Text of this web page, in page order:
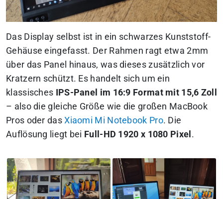
Das Display selbst ist in ein schwarzes Kunststoff-
Gehäuse eingefasst. Der Rahmen ragt etwa 2mm
über das Panel hinaus, was dieses zusätzlich vor
Kratzern schützt. Es handelt sich um ein
klassisches
IPS-Panel im 16:9 Format mit 15,6 Zoll
– also die gleiche Größe wie die großen MacBook
Pros oder dasXiaomi Mi Notebook Pro. Die
Auflösung liegt bei Full-HD 1920 x 1080 Pixel .